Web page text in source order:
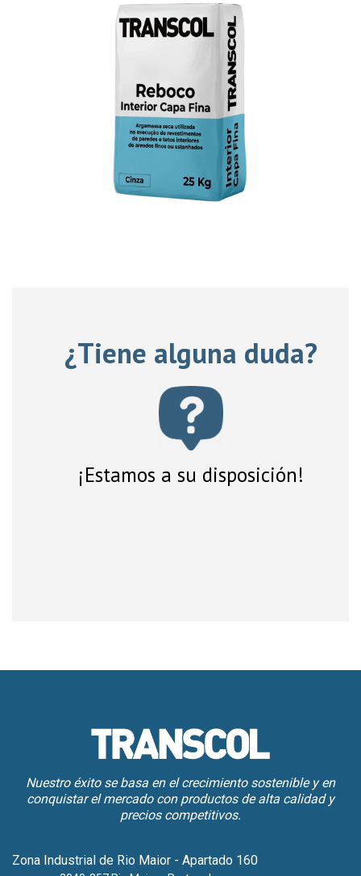
¿Tiene alguna duda?
¡Estamos a su disposición!
Nuestro éxito se basa en el crecimiento sostenible y en
conquistar el mercado con productos de alta calidad y
precios competitivos.
Zona Industrial de Rio Maior - Apartado 160